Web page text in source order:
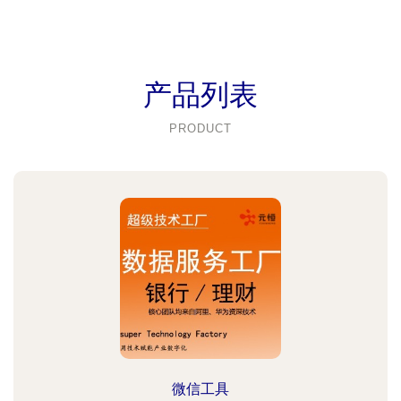
产品列表
PRODUCT
微信工具